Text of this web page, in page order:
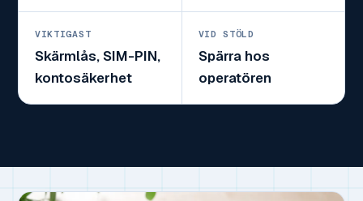
VIKTIGAST
Skärmlås, SIM-PIN,
kontosäkerhet
VID STÖLD
Spärra hos
operatören